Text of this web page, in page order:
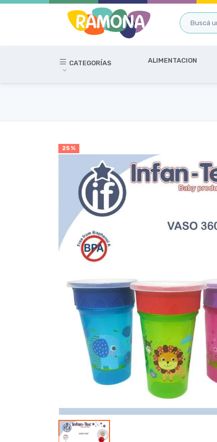
CATEGORÍAS ALIMENTACION
25 %